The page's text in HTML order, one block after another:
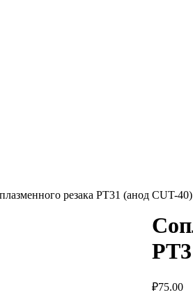
резака РТ31 (анод CUT-40)
₽75.00